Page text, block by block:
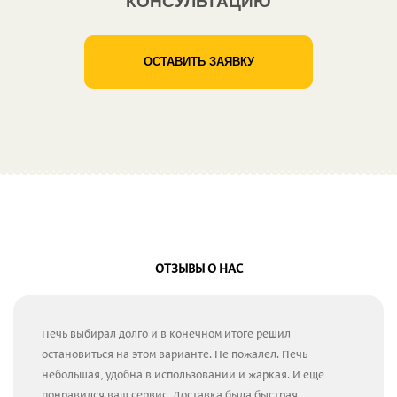
ОСТАВИТЬ ЗАЯВКУ
ОТЗЫВЫ О НАС
Печь выбирал долго и в конечном итоге решил
остановиться на этом варианте. Не пожалел. Печь
небольшая, удобна в использовании и жаркая. И еще